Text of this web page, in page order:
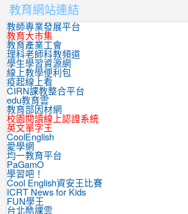
教育網站連結
教師專業發展平台
教育大市集
教育產業工會
理科老師科教頻道
學生學習資源網
線上教學便利包
疫起線上看
CIRN課教整合平台
edu教育雲
教育部因材網
校園閱讀線上認證系統
英文單字王
CoolEnglish
愛學網
均一教育平台
PaGamO
學習吧！
Cool English資安王比賽
ICRT News for Kids
FUN學王
台北酷課雲